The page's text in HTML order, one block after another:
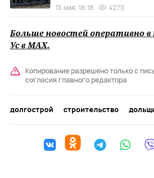
15 мая, 18:18 4270
Больше новостей оперативно в
Ус вMAХ.
Копирование разрешено только с
согласия главного редактора
долгострой строительство